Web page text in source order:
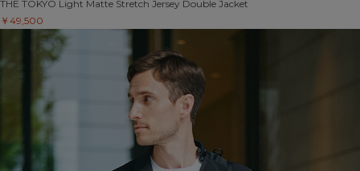
THE TOKYO Light Matte Stretch Jersey Double Jacket
￥49,500